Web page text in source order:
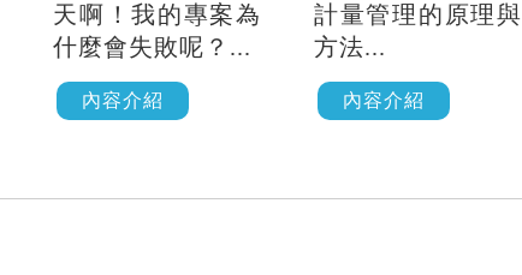
天啊！我的專案為
什麼會失敗呢？...
內容介紹
計量管理的原理與
方法...
內容介紹